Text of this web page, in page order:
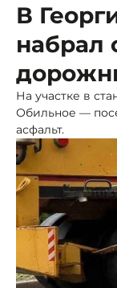
В
набрал
На участке в
Обильное —
асфальт.